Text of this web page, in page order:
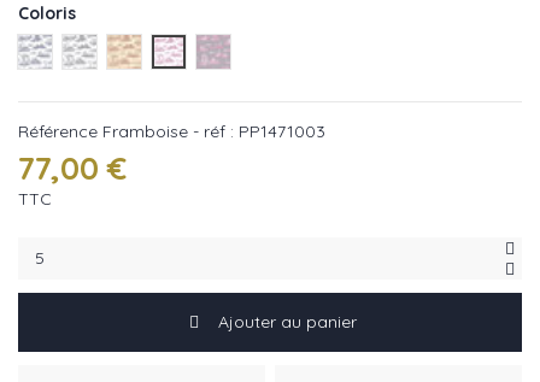
Coloris
Jean - réf : PP1471005
Noir - réf : PP1471002
Rouge - réf : PP1471008
Framboise - réf : PP1471003
Gris - réf : PP1471010
Référence Framboise - réf : PP1471003
77,00 €
TTC
Ajouter au panier